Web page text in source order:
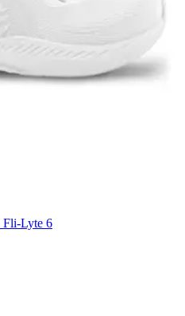
Fli-Lyte 6